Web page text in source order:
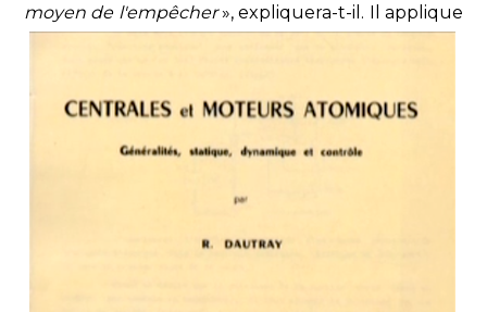
moyen de l'empêcher», expliquera-t-il. Il applique